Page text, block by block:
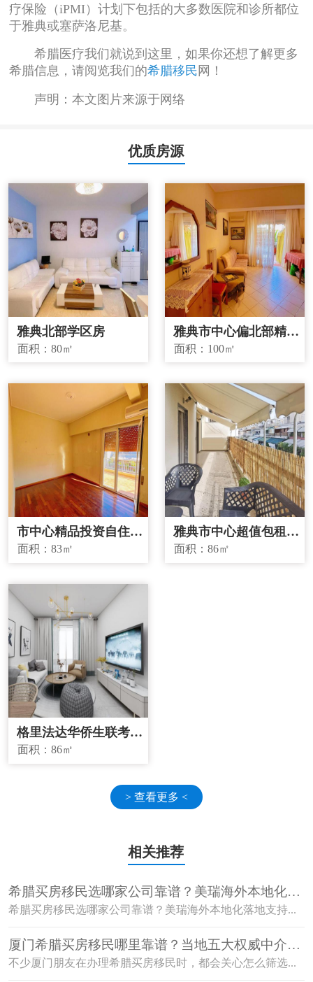
疗保险（iPMI）计划下包括的大多数医院和诊所都位
于雅典或塞萨洛尼基。
希腊医疗我们就说到这里，如果你还想了解更多
希腊信息，请阅览我们的希腊移民 网！
声明：本文图片来源于网络
优质房源
雅典北部学区房
面积：80㎡
雅典市中心偏北部精品
投资房源
面积： 100㎡
市中心精品投资自住两
宜房源
面积：83㎡
雅典市中心超值包租房
源
面积：86㎡
格里法达华侨生联考学
校学区房
面积：86㎡
> 查看更多 <
相关推荐
希腊买房移民选哪家公司靠谱？美瑞海外本地化落
地支持有哪些优势？
希腊买房移民选哪家公司靠谱？美瑞海外本地化落地支持...
厦门希腊买房移民哪里靠谱？当地五大权威中介怎
么按口碑筛选？
不少厦门朋友在办理希腊买房移民时，都会关心怎么筛选...